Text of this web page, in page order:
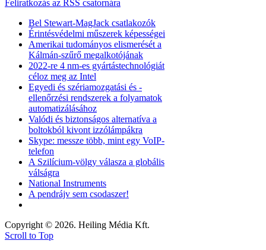
Feliratkozás az RSS csatornára
Bel Stewart-MagJack csatlakozók
Érintésvédelmi műszerek képességei
Amerikai tudományos elismerését a
Kálmán-szűrő megalkotójának
2022-re 4 nm-es gyártástechnológiát
céloz meg az Intel
Egyedi és szériamozgatási és -
ellenőrzési rendszerek a folyamatok
automatizálásához
Valódi és biztonságos alternatíva a
boltokból kivont izzólámpákra
Skype: messze több, mint egy VoIP-
telefon
A Szilícium-völgy válasza a globális
válságra
National Instruments
A pendrájv sem csodaszer!
Copyright © 2026. Heiling Média Kft.
Scroll to Top